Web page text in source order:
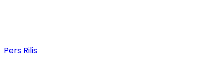
Pers Rilis